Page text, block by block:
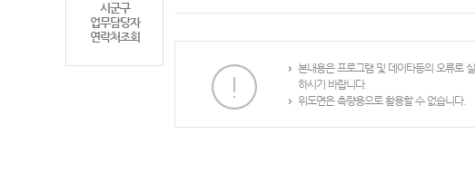
시군구
업무담당자
연락처조회
본내용은 프로그램 및 데이타등의 오류로
하시기 바랍니다.
위도면은 측량용으로 활용할 수 없습니다.